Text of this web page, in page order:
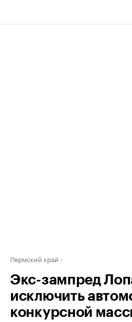
Пермский край
Экс-зампред
исключить
конкурсной